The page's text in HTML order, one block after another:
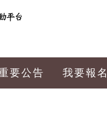
要公告 我要報名